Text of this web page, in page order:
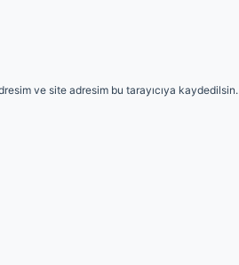
ve site adresim bu tarayıcıya kaydedilsin.